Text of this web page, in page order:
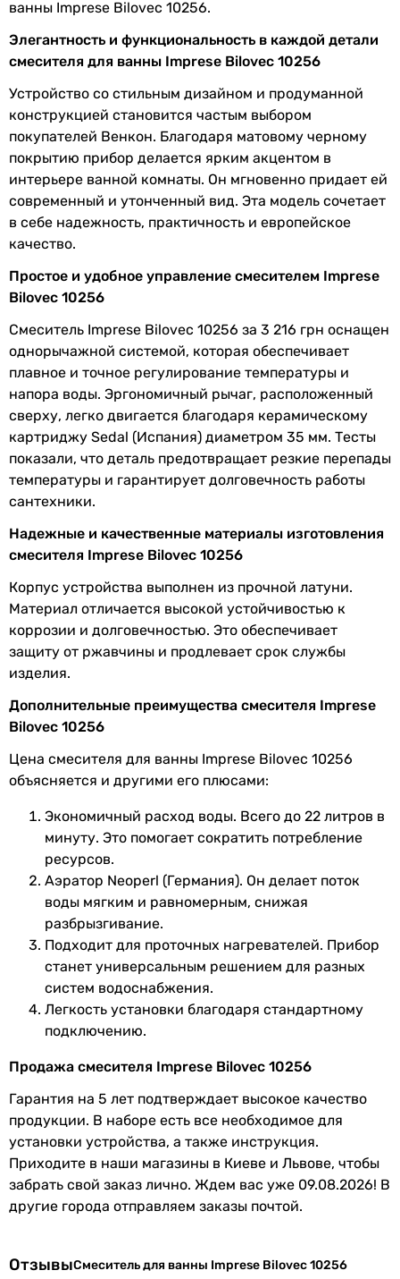
картриджа
смесителя
Производство Чешская Республика
Диаметр
подключения
1/2 ″
Коллекции Bilovec
изделия
Физические характеристики
Цвет
Длина излива 159 мм
Ширина 215 мм
Высота 115 мм
Габариты в упаковке
Ширина в
упаковке
140 мм
Высота в
упаковке
485 мм
упаковке
Гарантия
Увидели ошибку в описании или характеристиках?
Сообщите нам об этом!
Сообщить об ошибке
Характеристики, комплектация и фотографии Imprese
Bilovec 10256 носят ознакомительный характер и могут
изменяться производителем без уведомления. Магазин не
несет ответственности за изменения, внесенные
производителем.
ванны Imprese Bilovec 10256.
Элегантность и функциональность в каждой детали
смесителя для ванны Imprese Bilovec 10256
Устройство со стильным дизайном и продуманной
конструкцией становится частым выбором
покупателей Венкон. Благодаря матовому черному
покрытию прибор делается ярким акцентом в
интерьере ванной комнаты. Он мгновенно придает ей
современный и утонченный вид. Эта модель сочетает
в себе надежность, практичность и европейское
качество.
Простое и удобное управление смесителем Imprese
Bilovec 10256
Смеситель Imprese Bilovec 10256 за 3 216 грн оснащен
однорычажной системой, которая обеспечивает
плавное и точное регулирование температуры и
напора воды. Эргономичный рычаг, расположенный
сверху, легко двигается благодаря керамическому
картриджу Sedal (Испания) диаметром 35 мм. Тесты
показали, что деталь предотвращает резкие перепады
температуры и гарантирует долговечность работы
сантехники.
Надежные и качественные материалы изготовления
смесителя Imprese Bilovec 10256
Корпус устройства выполнен из прочной латуни.
Материал отличается высокой устойчивостью к
коррозии и долговечностью. Это обеспечивает
защиту от ржавчины и продлевает срок службы
изделия.
Дополнительные преимущества смесителя Imprese
Bilovec 10256
Цена смесителя для ванны Imprese Bilovec 10256
объясняется и другими его плюсами:
Экономичный расход воды. Всего до 22 литров в
минуту. Это помогает сократить потребление
ресурсов.
Аэратор Neoperl (Германия). Он делает поток
воды мягким и равномерным, снижая
разбрызгивание.
Подходит для проточных нагревателей. Прибор
станет универсальным решением для разных
систем водоснабжения.
Легкость установки благодаря стандартному
подключению.
Продажа смесителя Imprese Bilovec 10256
Гарантия на 5 лет подтверждает высокое качество
продукции. В наборе есть все необходимое для
установки устройства, а также инструкция.
Приходите в наши магазины в Киеве и Львове, чтобы
забрать свой заказ лично. Ждем вас уже 09.08.2026! В
другие города отправляем заказы почтой.
ОтзывыСмеситель для ванны Imprese Bilovec 10256